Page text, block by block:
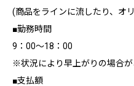
(商品をラインに流したり、オ
■勤務時間
9：00～18：00
※状況により早上がりの場合が
■支払額